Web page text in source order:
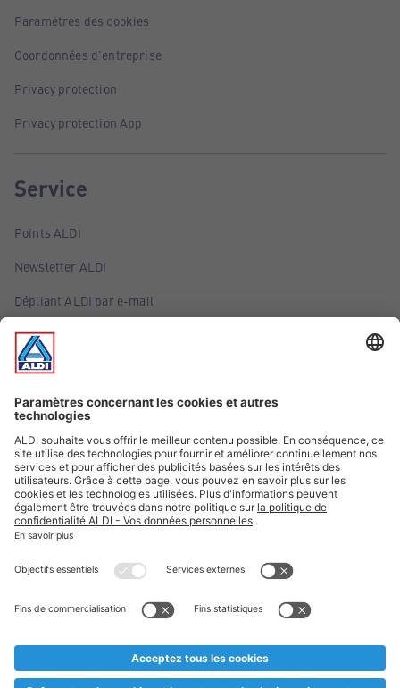
Paramètres des cookies
Coordonnées d'entreprise
Privacy protection
Privacy protection App
Service
Points ALDI
Newsletter ALDI
Dépliant ALDI par e-mail
Offres
Infos essentielles
Suivez ALDI Belgique
Textes marqués d'un astérisque et mentions légales
* Nous vendons ces articles temporairement et jusqu'à
au cas où, malgré le planning bien étudié, nous serions
prématurément en rupture de stock. Prix Recupel et TVA incl.
** Sur ce site, l’utilisation de la forme masculine a été adoptée